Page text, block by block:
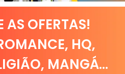
AS OFERTAS!
, HQ,
, MANGÁ...